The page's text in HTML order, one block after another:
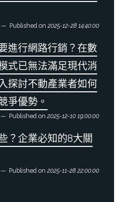
Published on 2025-12-28 14:40:00
進行網路行銷？在數
式已無法滿足現代消
探討不動產業者如何
爭優勢。
Published on 2025-12-10 19:00:00
？企業必知的8大關
Published on 2025-11-28 22:00:00